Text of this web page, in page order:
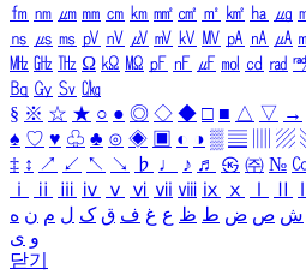
㎙ ㎚ ㎛ ㎜ ㎝ ㎞ ㎟ ㎠ ㎡ ㎢ ㏊ ㎍
㎱ ㎲ ㎳ ㎴ ㎵ ㎶ ㎷ ㎸ ㎹ ㎀ ㎁ ㎂
㎒ ㎓ ㎔ Ω ㏀ ㏁ ㎊ ㎋ ㎌ ㏖ ㏅ ㎭
㏃ ㏉ ㏜ ㏆
§ ※ ☆ ★ ○ ● ◎ ◇ ◆ □ ■ △ ▽ →
♠ ♡ ♥ ♧ ♣ ⊙ ◈ ▣ ◐ ◑ ▒ ▤ ▨
‡ ↕ ↗ ↙ ↖ ↘ ♭ ♩ ♪ ♬ ㉿ ㈜ №
ⅰ
ⅱ ⅲ ⅳ ⅴ ⅵ ⅶ ⅷ ⅸ ⅹ
ش ص ض ط ظ ع غ ف ق ک ل م ن ه
و ی
닫기